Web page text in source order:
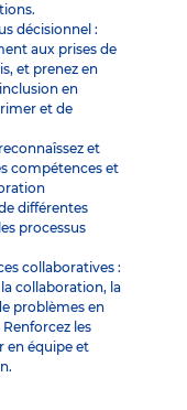
décisionnel :
aux prises de
et prenez en
en
et de
et
compétences et
différentes
processus
collaboratives :
collaboration, la
problèmes en
les
en équipe et